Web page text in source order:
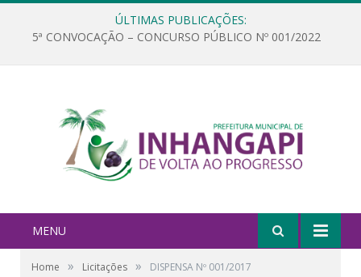
ÚLTIMAS PUBLICAÇÕES:
5ª CONVOCAÇÃO – CONCURSO PÚBLICO Nº 001/2022
MENU
Home » Licitações » DISPENSA Nº 001/2017